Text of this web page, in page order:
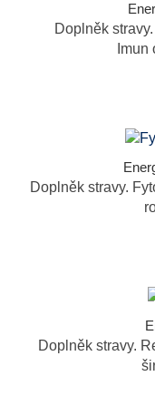
Doplněk
Doplněk stravy.
Doplněk stravy.